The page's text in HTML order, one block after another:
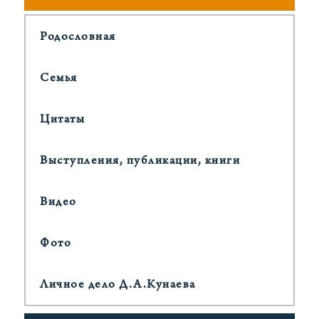
Родословная
Cемья
Цитаты
Выступления, публикации, книги
Видео
Фото
Личное дело Д.А.Кунаева